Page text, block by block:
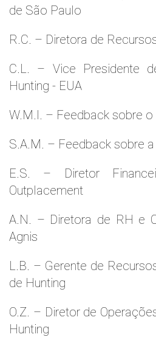
de São Paulo
R.C. – Diretora de
C.L. – Vice Presidente
Hunting - EUA
W.M.l. – Feedback sobre o
S.A.M. – Feedback sobre a
E.S. – Diretor
Outplacement
A.N. – Diretora de RH e
Agnis
L.B. – Gerente de
de Hunting
O.Z. – Diretor de
Hunting